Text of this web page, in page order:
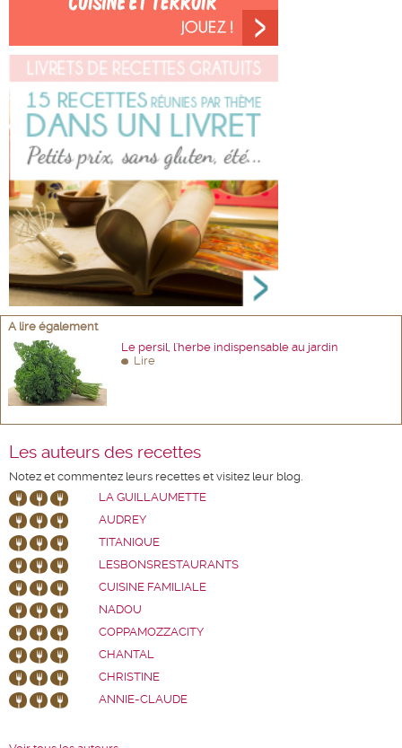
A lire également
Le persil, l'herbe indispensable au jardin
Lire
Les auteurs des recettes
Notez et commentez leurs recettes et visitez leur blog.
LA GUILLAUMETTE
AUDREY
TITANIQUE
LESBONSRESTAURANTS
CUISINE FAMILIALE
NADOU
COPPAMOZZACITY
CHANTAL
CHRISTINE
ANNIE-CLAUDE